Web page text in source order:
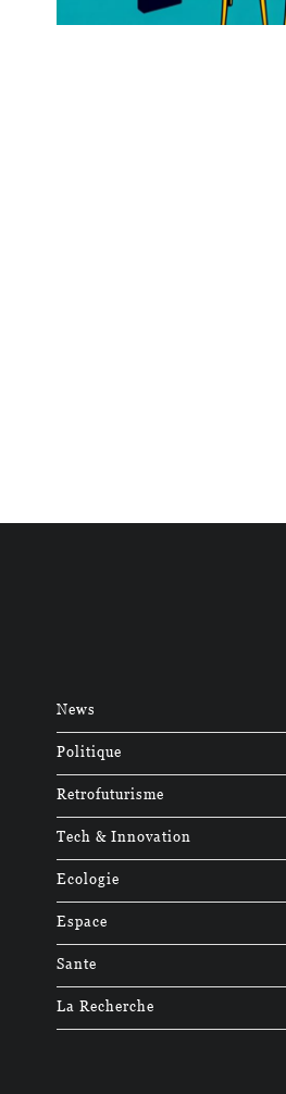
News
Politique
Retrofuturisme
Tech & Innovation
Ecologie
Espace
Sante
La Recherche